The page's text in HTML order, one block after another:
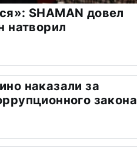
SHAMAN довел
натворил
наказали за
закона